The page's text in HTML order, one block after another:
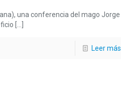
una conferencia del mago Jorge
Leer más